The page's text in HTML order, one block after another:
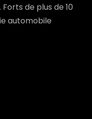
de plus de 10
automobile